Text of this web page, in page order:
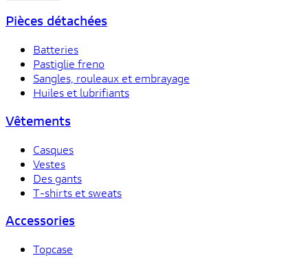
Pièces détachées
Batteries
Pastiglie freno
Sangles, rouleaux et embrayage
Huiles et lubrifiants
Vêtements
Casques
Vestes
Des gants
T-shirts et sweats
Accessories
Topcase